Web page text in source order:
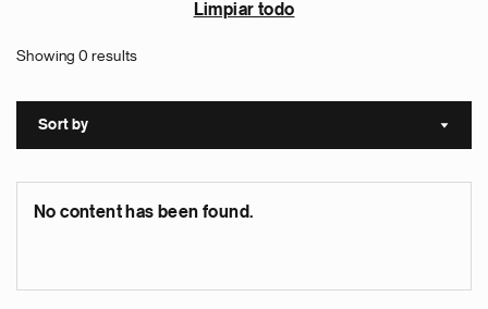
Limpiar todo
Showing 0 results
Sort by Sort
No content has been found.